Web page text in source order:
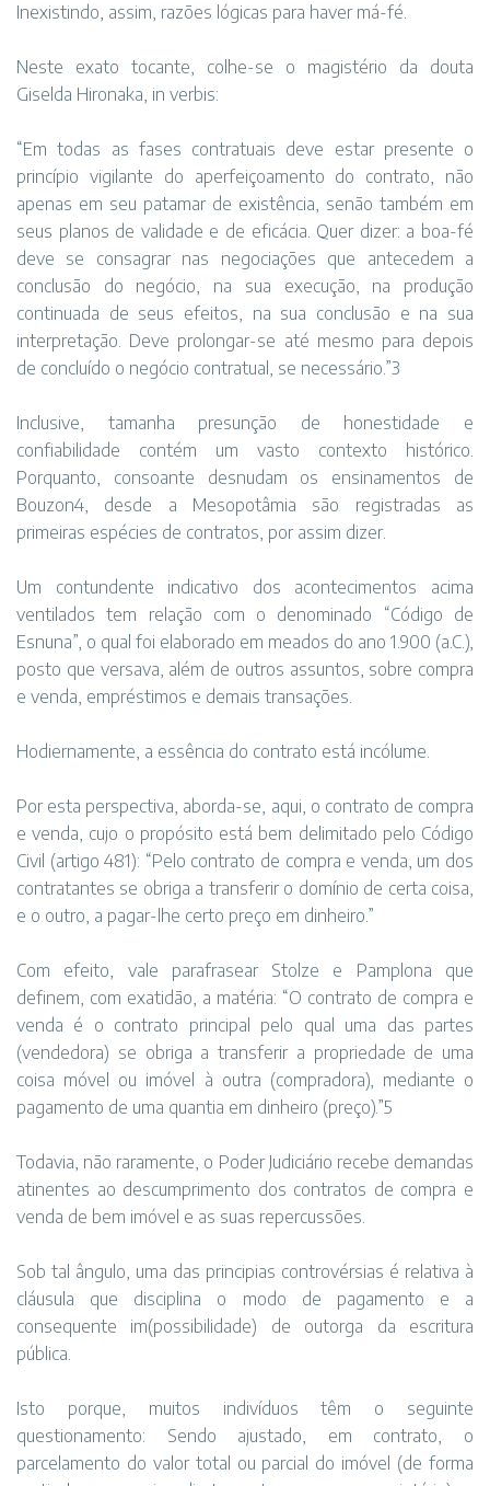
Inexistindo, assim, razões lógicas para haver má-fé.
Neste exato tocante, colhe-se o magistério da douta
Giselda Hironaka, in verbis:
“Em todas as fases contratuais deve estar presente o
princípio vigilante do aperfeiçoamento do contrato, não
apenas em seu patamar de existência, senão também em
seus planos de validade e de eficácia. Quer dizer: a boa-fé
deve se consagrar nas negociações que antecedem a
conclusão do negócio, na sua execução, na produção
continuada de seus efeitos, na sua conclusão e na sua
interpretação. Deve prolongar-se até mesmo para depois
de concluído o negócio contratual, se necessário.”3
Inclusive, tamanha presunção de honestidade e
confiabilidade contém um vasto contexto histórico.
Porquanto, consoante desnudam os ensinamentos de
Bouzon4, desde a Mesopotâmia são registradas as
primeiras espécies de contratos, por assim dizer.
Um contundente indicativo dos acontecimentos acima
ventilados tem relação com o denominado “Código de
Esnuna”, o qual foi elaborado em meados do ano 1.900 (a.C.),
posto que versava, além de outros assuntos, sobre compra
e venda, empréstimos e demais transações.
Hodiernamente, a essência do contrato está incólume.
Por esta perspectiva, aborda-se, aqui, o contrato de compra
e venda, cujo o propósito está bem delimitado pelo Código
Civil (artigo 481): “Pelo contrato de compra e venda, um dos
contratantes se obriga a transferir o domínio de certa coisa,
e o outro, a pagar-lhe certo preço em dinheiro.”
Com efeito, vale parafrasear Stolze e Pamplona que
definem, com exatidão, a matéria: “O contrato de compra e
venda é o contrato principal pelo qual uma das partes
(vendedora) se obriga a transferir a propriedade de uma
coisa móvel ou imóvel à outra (compradora), mediante o
pagamento de uma quantia em dinheiro (preço).”5
Todavia, não raramente, o Poder Judiciário recebe demandas
atinentes ao descumprimento dos contratos de compra e
venda de bem imóvel e as suas repercussões.
Sob tal ângulo, uma das principias controvérsias é relativa à
cláusula que disciplina o modo de pagamento e a
consequente im(possibilidade) de outorga da escritura
pública.
Isto porque, muitos indivíduos têm o seguinte
questionamento: Sendo ajustado, em contrato, o
parcelamento do valor total ou parcial do imóvel (de forma